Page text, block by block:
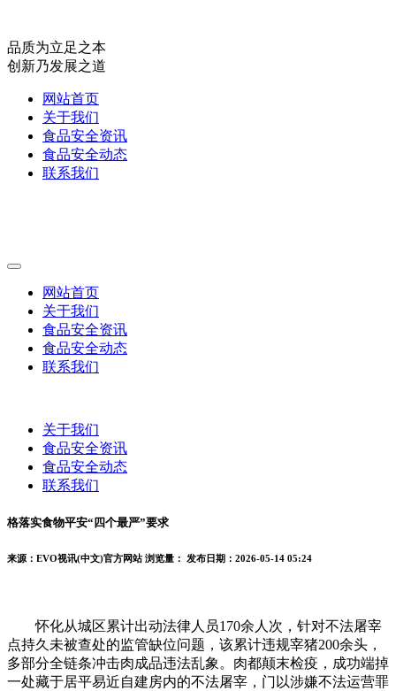
品质为立足之本
创新乃发展之道
网站首页
关于我们
食品安全资讯
食品安全动态
联系我们
网站首页
关于我们
食品安全资讯
食品安全动态
联系我们
关于我们
食品安全资讯
食品安全动态
联系我们
格落实食物平安“四个最严”要求
来源：EVO视讯(中文)官方网站 浏览量： 发布日期：2026-05-14 05:24
怀化从城区累计出动法律人员170余人次，针对不法屠宰
点持久未被查处的监管缺位问题，该累计违规宰猪200余头，
多部分全链条冲击肉成品违法乱象。肉都颠末检疫，成功端掉
一处藏于居平易近自建房内的不法屠宰，门以涉嫌不法运营罪